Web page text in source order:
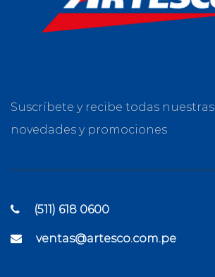
Suscríbete y recibe todas nuestras
novedades y promociones
(511) 618 0600
ventas@artesco.com.pe